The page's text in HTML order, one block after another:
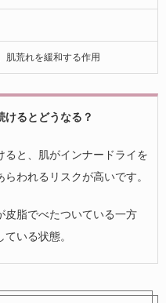
肌荒れを緩和する作用
けるとどうなる？
ると、肌がインナードライを
らわれるリスクが高いです。
脂でべたついている一方
いる状態。